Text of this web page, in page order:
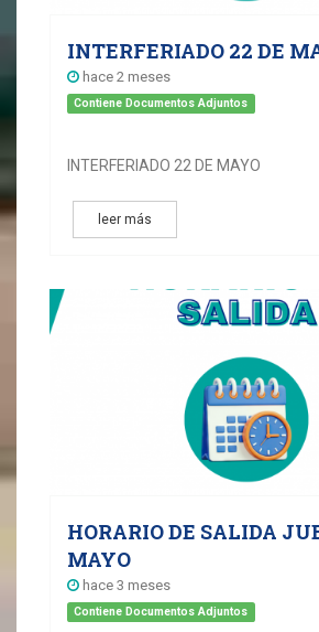
INTERFERIADO 22 DE
hace 2 meses
Contiene Documentos Adjuntos
INTERFERIADO 22 DE MAYO
leer más
HORARIO DE SALIDA
MAYO
hace 3 meses
Contiene Documentos Adjuntos